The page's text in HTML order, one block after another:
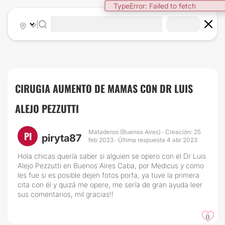
TypeError: Failed to fetch
|
CIRUGIA AUMENTO DE MAMAS CON DR LUIS
ALEJO PEZZUTTI
PI piryta87
Mataderos (Buenos Aires) · Creación: 25
feb 2023 · Última respuesta 4 abr 2023
Hola chicas quería saber si alguien se opero con el Dr Luis
Alejo Pezzutti en Buenos Aires Caba, por Medicus y como
les fue si es posible dejen fotos porfa, ya tuve la primera
cita con él y quizá me opere, me sería de gran ayuda leer
sus comentarios, mil gracias!!
0